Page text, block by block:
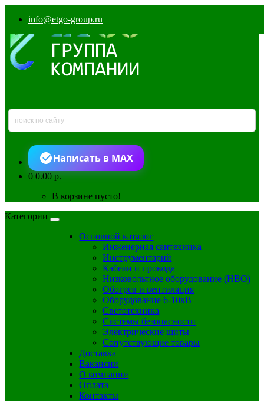
info@etgo-group.ru
Написать в MAX
00.00 р.
В корзине пусто!
Категории
Основной каталог
Инженерная сантехника
Инструментарий
Кабели и провода
Низковольтное оборудование (НВО)
Обогрев и вентиляция
Оборудование 6-10кВ
Светотехника
Системы безопасности
Электрические щиты
Сопутствующие товары
Доставка
Вакансии
О компании
Оплата
Контакты